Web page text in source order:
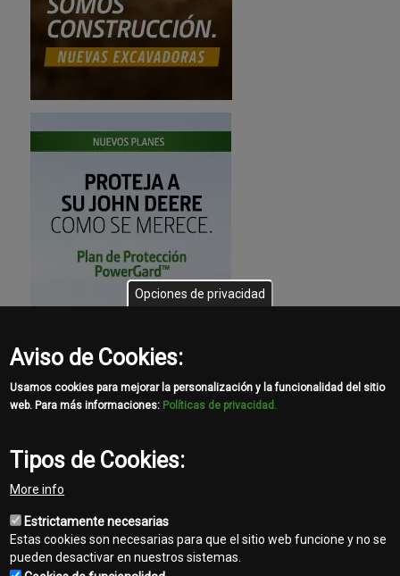
Opciones de privacidad
Aviso de Cookies:
Usamos cookies para mejorar la personalización y la funcionalidad del sitio
web. Para más informaciones: Políticas de privacidad.
Tipos de Cookies:
More info
Estrictamente necesarias
Estas cookies son necesarias para que el sitio web funcione y no se
pueden desactivar en nuestros sistemas.